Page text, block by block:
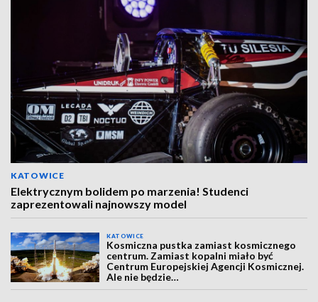
KATOWICE
Elektrycznym bolidem po marzenia! Studenci
zaprezentowali najnowszy model
KATOWICE
Kosmiczna pustka zamiast kosmicznego
centrum. Zamiast kopalni miało być
Centrum Europejskiej Agencji Kosmicznej.
Ale nie będzie…